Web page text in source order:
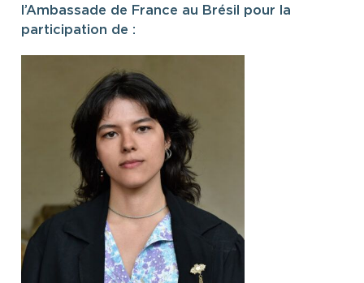
l’Ambassade de France au Brésil pour la
participation de :